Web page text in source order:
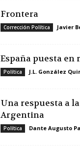
Frontera
Corrección Política Javier
España puesta en
Política J.L. González
Una respuesta a
Argentina
Política Dante Augusto